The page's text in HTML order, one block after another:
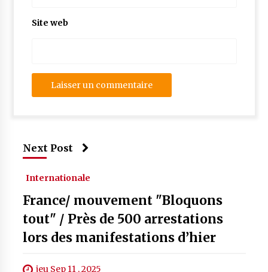
Site web
Next Post
Internationale
France/ mouvement "Bloquons
tout" / Près de 500 arrestations
lors des manifestations d’hier
jeu Sep 11 , 2025